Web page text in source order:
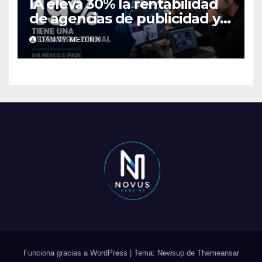
IA eleva 30% la rentabilidad
de agencias de publicidad y
pone en jaque el cobro por
hora: IAB México e IPADE
DANNY MEDINA
Funciona gracias a WordPress Tema: Newsup de Themeansar